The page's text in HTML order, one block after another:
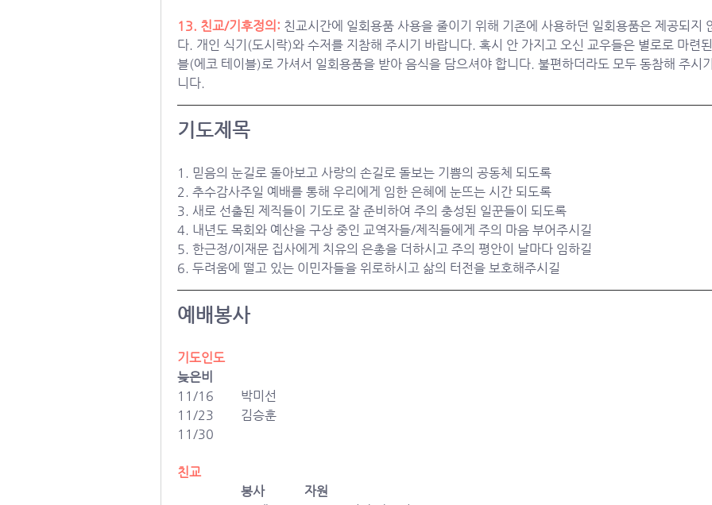
13. 친교/기후정의: 친교시간에 일회용품 사용을 줄이기 위해 기존에 사용하던 일회용품은 제공되지
다. 개인 식기(도시락)와 수저를 지참해 주시기 바랍니다. 혹시 안 가지고 오신 교우들은 별로로 마련된
블(에코 테이블)로 가셔서 일회용품을 받아 음식을 담으셔야 합니다. 불편하더라도 모두 동참해 주시
니다.
기도제목
1. 믿음의 눈길로 돌아보고 사랑의 손길로 돌보는 기쁨의 공동체 되도록
2. 추수감사주일 예배를 통해 우리에게 임한 은혜에 눈뜨는 시간 되도록
3. 새로 선출된 제직들이 기도로 잘 준비하여 주의 충성된 일꾼들이 되도록
4. 내년도 목회와 예산을 구상 중인 교역자들/제직들에게 주의 마음 부어주시길
5. 한근정/이재문 집사에게 치유의 은총을 더하시고 주의 평안이 날마다 임하길
6. 두려움에 떨고 있는 이민자들을 위로하시고 삶의 터전을 보호해주시길
예배봉사
기도인도
늦은비
11/16 	박미선
11/23 	김승훈
친교
		봉사